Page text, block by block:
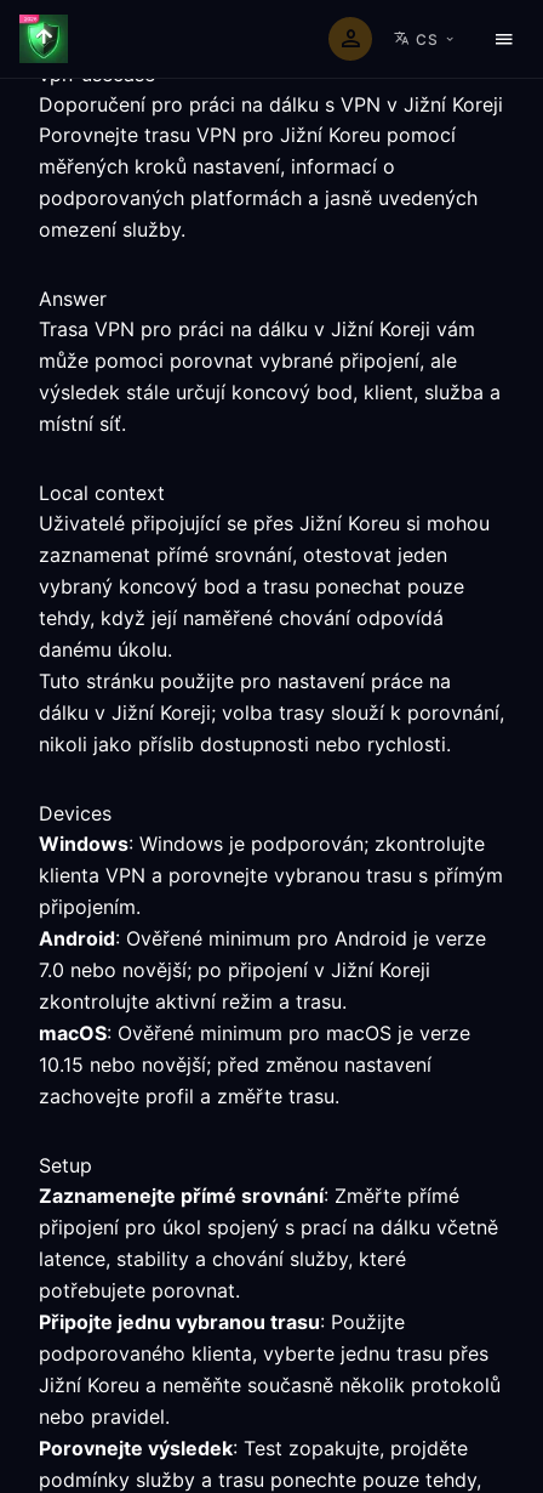
CS
vpn-usecase
Doporučení pro práci na dálku s VPN v Jižní Koreji
Porovnejte trasu VPN pro Jižní Koreu pomocí
měřených kroků nastavení, informací o
podporovaných platformách a jasně uvedených
omezení služby.
Answer
Trasa VPN pro práci na dálku v Jižní Koreji vám
může pomoci porovnat vybrané připojení, ale
výsledek stále určují koncový bod, klient, služba a
místní síť.
Local context
Uživatelé připojující se přes Jižní Koreu si mohou
zaznamenat přímé srovnání, otestovat jeden
vybraný koncový bod a trasu ponechat pouze
tehdy, když její naměřené chování odpovídá
danému úkolu.
Tuto stránku použijte pro nastavení práce na
dálku v Jižní Koreji; volba trasy slouží k porovnání,
nikoli jako příslib dostupnosti nebo rychlosti.
Devices
Windows: Windows je podporován; zkontrolujte
klienta VPN a porovnejte vybranou trasu s přímým
připojením.
Android: Ověřené minimum pro Android je verze
7.0 nebo novější; po připojení v Jižní Koreji
zkontrolujte aktivní režim a trasu.
macOS: Ověřené minimum pro macOS je verze
10.15 nebo novější; před změnou nastavení
zachovejte profil a změřte trasu.
Setup
Zaznamenejte přímé srovnání: Změřte přímé
připojení pro úkol spojený s prací na dálku včetně
latence, stability a chování služby, které
potřebujete porovnat.
Připojte jednu vybranou trasu: Použijte
podporovaného klienta, vyberte jednu trasu přes
Jižní Koreu a neměňte současně několik protokolů
nebo pravidel.
Porovnejte výsledek: Test zopakujte, projděte
podmínky služby a trasu ponechte pouze tehdy,